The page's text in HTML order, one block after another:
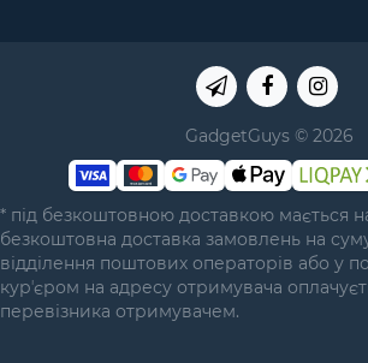
GadgetGuys © 2026
* під безкоштовною доставкою мається
безкоштовна доставка замовлень на
відділення поштових операторів або у
курʼєром на адресу отримувача
перевізника отримувачем.